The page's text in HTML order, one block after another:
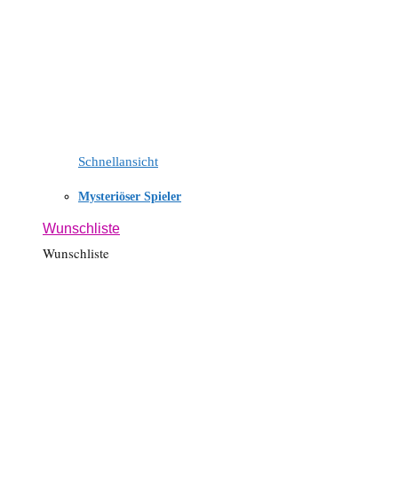
Schnellansicht
Mysteriöser Spieler
Wunschliste
Wunschliste